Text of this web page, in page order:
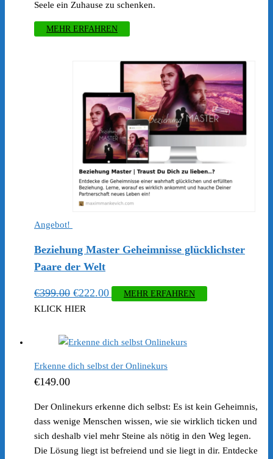
Seele ein Zuhause zu schenken.
MEHR ERFAHREN
Angebot!
Beziehung Master Geheimnisse glücklichster
Paare der Welt
€399.00 Ursprünglicher
Preis
€399.00
€222.00Aktueller
€222.00.
MEHR ERFAHREN
KLICK HIER
Erkenne dich selbst der Onlinekurs
€149.00
Der Onlinekurs erkenne dich selbst: Es ist kein Geheimnis,
dass wenige Menschen wissen, wie sie wirklich ticken und
sich deshalb viel mehr Steine als nötig in den Weg legen.
Die Lösung liegt ist befreiend und sie liegt in dir. Entdecke